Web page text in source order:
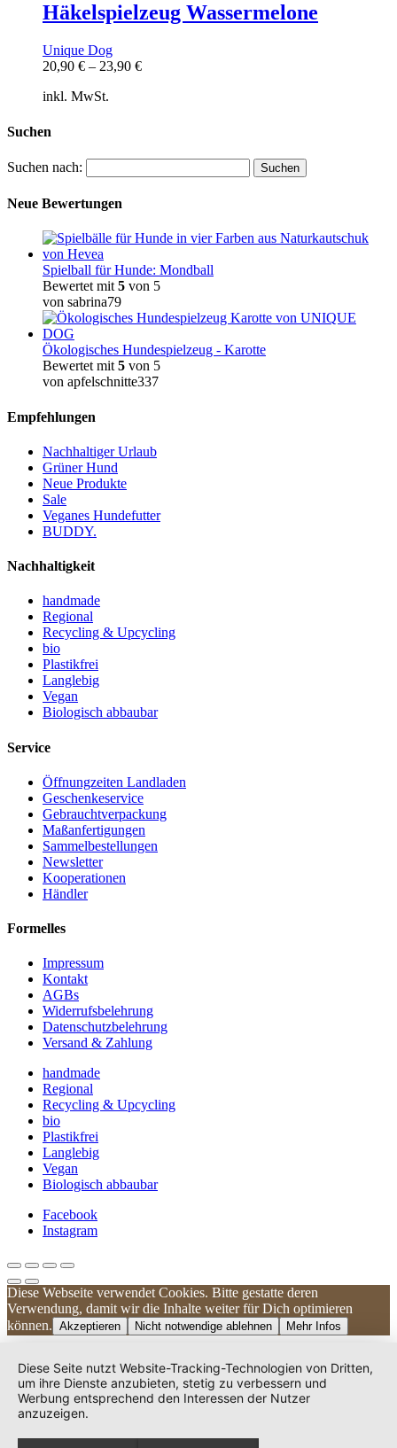
Häkelspielzeug Wassermelone
Unique Dog
20,90 € – 23,90 €
inkl. MwSt.
Suchen
Suchen nach:
Neue Bewertungen
Spielball für Hunde: Mondball
Bewertet mit 5 von 5
von sabrina79
Ökologisches Hundespielzeug - Karotte
Bewertet mit 5 von 5
von apfelschnitte337
Empfehlungen
Nachhaltiger Urlaub
Grüner Hund
Neue Produkte
Sale
Veganes Hundefutter
BUDDY.
Nachhaltigkeit
handmade
Regional
Recycling & Upcycling
bio
Plastikfrei
Langlebig
Vegan
Biologisch abbaubar
Service
Öffnungzeiten Landladen
Geschenkeservice
Gebrauchtverpackung
Maßanfertigungen
Sammelbestellungen
Newsletter
Kooperationen
Händler
Formelles
Impressum
Kontakt
AGBs
Widerrufsbelehrung
Datenschutzbelehrung
Versand & Zahlung
handmade
Regional
Recycling & Upcycling
bio
Plastikfrei
Langlebig
Vegan
Biologisch abbaubar
Facebook
Instagram
Diese Webseite verwendet Cookies. Bitte gestatte deren
Verwendung, damit wir die Inhalte weiter für Dich optimieren
können. Akzeptieren Nicht notwendige ablehnen Mehr Infos
Kundenbewertungen und Erfahrungen zu
UNIQUE DOG
100%
Empfehlungen auf
ProvenExpert.com
SEHR GUT
4,83 / 5,00
38
Diese Seite nutzt Website-Tracking-Technologien von Dritten,
um ihre Dienste anzubieten, stetig zu verbessern und
Werbung entsprechend den Interessen der Nutzer
anzuzeigen.